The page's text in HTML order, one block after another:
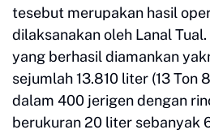
tesebut merupakan hasil
dilaksanakan oleh Lanal
yang berhasil diamankan
sejumlah 13.810 liter (13 Ton
dalam 400 jerigen dengan
berukuran 20 liter sebanyak